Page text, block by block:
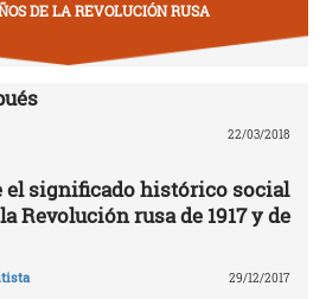
DE LA REVOLUCIÓN RUSA
22/03/2018
el significado histórico social
Revolución rusa de 1917 y de
29/12/2017